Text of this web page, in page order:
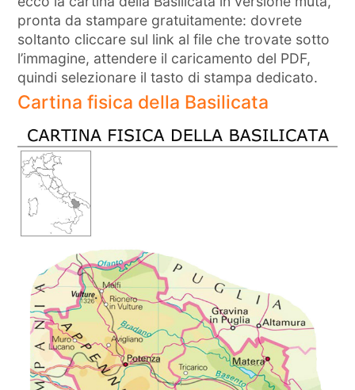
pronta da stampare gratuitamente: dovrete
soltanto cliccare sul link al file che trovate sotto
l’immagine, attendere il caricamento del PDF,
quindi selezionare il tasto di stampa dedicato.
Cartina fisica della Basilicata